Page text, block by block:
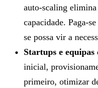
auto-scaling
capacidade. Paga-
se possa vir a
Startups e
inicial,
primeiro, otimizar